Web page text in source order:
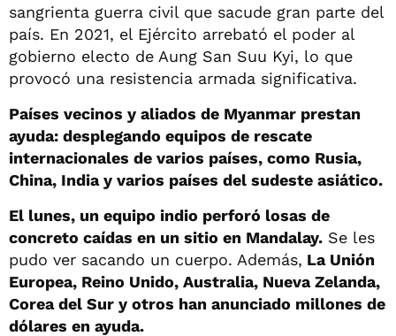
sangrienta guerra civil que sacude gran parte del
país. En 2021, el Ejército arrebató el poder al
gobierno electo de Aung San Suu Kyi, lo que
provocó una resistencia armada significativa.
Países vecinos y aliados de Myanmar prestan
ayuda: desplegando equipos de rescate
internacionales de varios países, como Rusia,
China, India y varios países del sudeste asiático.
El lunes, un equipo indio perforó losas de
concreto caídas en un sitio en Mandalay. Se les
pudo ver sacando un cuerpo. Además, La Unión
Europea, Reino Unido, Australia, Nueva Zelanda,
Corea del Sur y otros han anunciado millones de
dólares en ayuda.